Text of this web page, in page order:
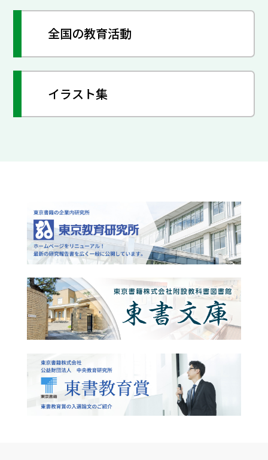
全国の教育活動
イラスト集